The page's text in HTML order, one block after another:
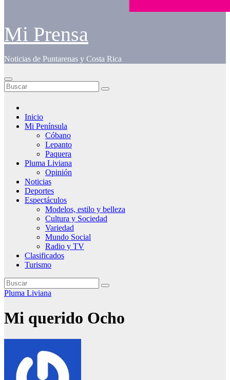
Mi Prensa
Noticias de Puntarenas y Costa Rica
Inicio
Mi Península
Cóbano
Lepanto
Paquera
Pluma Liviana
Opinión
Noticias
Deportes
Espectáculos
Modelos, estilo y belleza
Cultura y Sociedad
Variedad
Mundo Social
Radio y TV
Clasificados
Turismo
Pluma Liviana
Mi querido Ocho